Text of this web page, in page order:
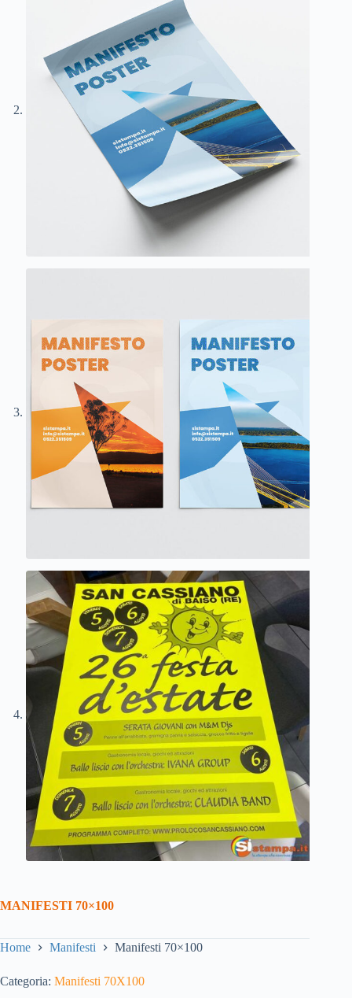
MANIFESTI 70×100
Home Manifesti Manifesti 70×100
Categoria: Manifesti 70X100